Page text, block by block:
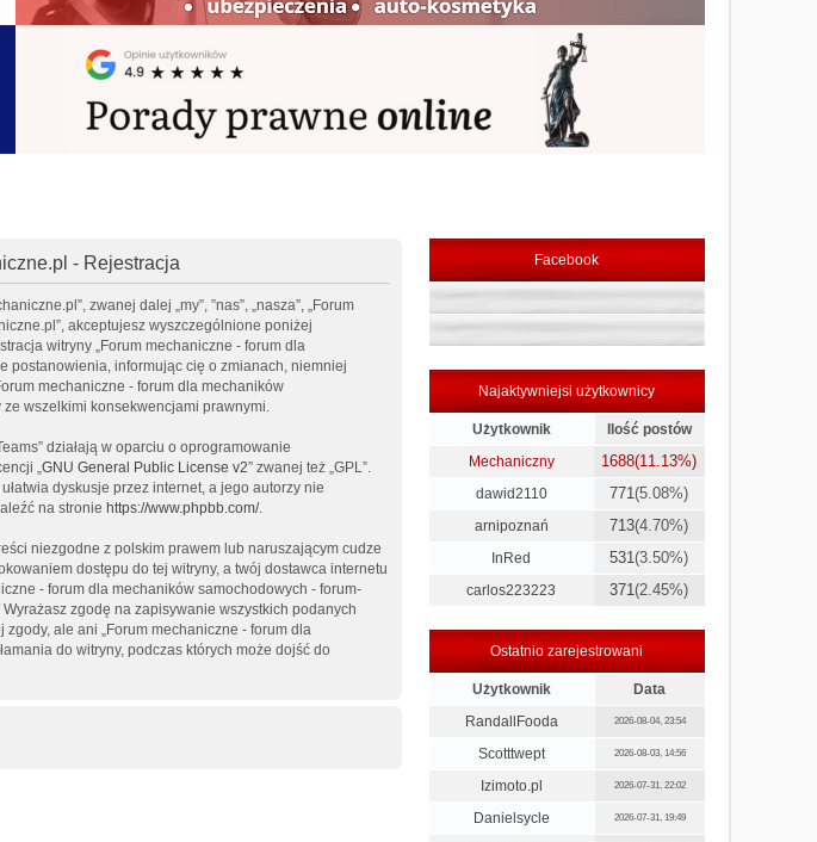
- Rejestracja
zwanej dalej „my”, ”nas”, „nasza”, „Forum
akceptujesz wyszczególnione poniżej
witryny „Forum mechaniczne - forum dla
postanowienia, informując cię o zmianach, niemniej
mechaniczne - forum dla mechaników
wszelkimi konsekwencjami prawnymi.
działają w oparciu o oprogramowanie
„GNU General Public License v2” zwanej też „GPL”.
dyskusje przez internet, a jego autorzy nie
na stronie https://www.phpbb.com/.
niezgodne z polskim prawem lub naruszającym cudze
dostępu do tej witryny, a twój dostawca internetu
- forum dla mechaników samochodowych - forum-
zgodę na zapisywanie wszystkich podanych
ale ani „Forum mechaniczne - forum dla
do witryny, podczas których może dojść do
Facebook
Najaktywniejsi użytkownicy
Użytkownik
Ilość postów
Mechaniczny
1688(11.13%)
dawid2110 771(5.08%)
arnipoznań 713(4.70%)
InRed 531(3.50%)
carlos223223 371(2.45%)
Ostatnio zarejestrowani
Użytkownik
Data
RandallFooda
2026-08-04, 23:54
Scotttwept 2026-08-03, 14:56
Izimoto.pl 2026-07-31, 22:02
Danielsycle 2026-07-31, 19:49